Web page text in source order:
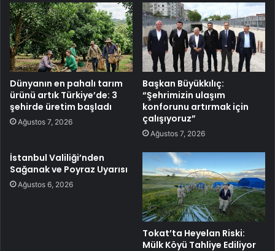
Dünyanın en pahalı tarım
ürünü artık Türkiye’de: 3
şehirde üretim başladı
Ağustos 7, 2026
Başkan Büyükkılıç:
“Şehrimizin ulaşım
konforunu artırmak için
çalışıyoruz”
Ağustos 7, 2026
İstanbul Valiliği’nden
Sağanak ve Poyraz Uyarısı
Ağustos 6, 2026
Tokat’ta Heyelan Riski:
Mülk Köyü Tahliye Ediliyor